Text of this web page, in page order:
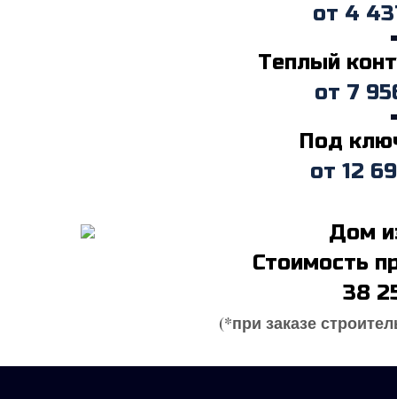
от 4
Теплый
от 7
Под
от 12
Стоимость
38
(*при заказе